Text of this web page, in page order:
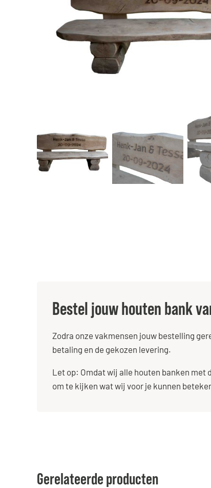
Bestel jouw houten bank
Zodra onze vakmensen jouw bestelling
betaling en de gekozen levering.
Let op: Omdat wij alle houten banken met
om te kijken wat wij voor je kunnen
Gerelateerde producten